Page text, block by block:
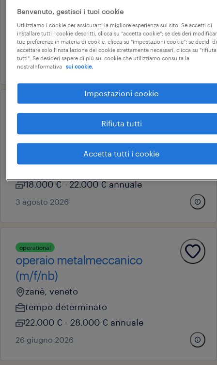
pozzoleone, veneto
tempo determinato
22.000 € - 28.000 € annuale
11 giugno 2026
addetto all'assemblaggio
(m/f/nb)
pozzoleone, veneto
18.000 € - 22.000 € annuale
3 agosto 2026
operational
operaio metalmeccanico
(m/f/nb)
zanè, veneto
tempo determinato
22.000 € - 28.000 € annuale
26 giugno 2026
Benvenuto, gestisci i tuoi cookie
Utilizziamo i cookie per assicurarti la migliore esperienza sul sito. Se accetti di
installare tutti i cookie descritti, clicca su "accetta cookie"; se desideri
tue preferenze in materia di cookie, clicca su "impostazioni cookie"; se decidi di
accettare solo l'installazione dei cookie strettamente necessari, clicca su "rifiuta
tutti". Se desideri sapere di più sui cookie che utilizziamo consulta la
nostraInformativa
sui cookie.
Impostazioni cookie
Rifiuta tutti
Accetta tutti i cookie